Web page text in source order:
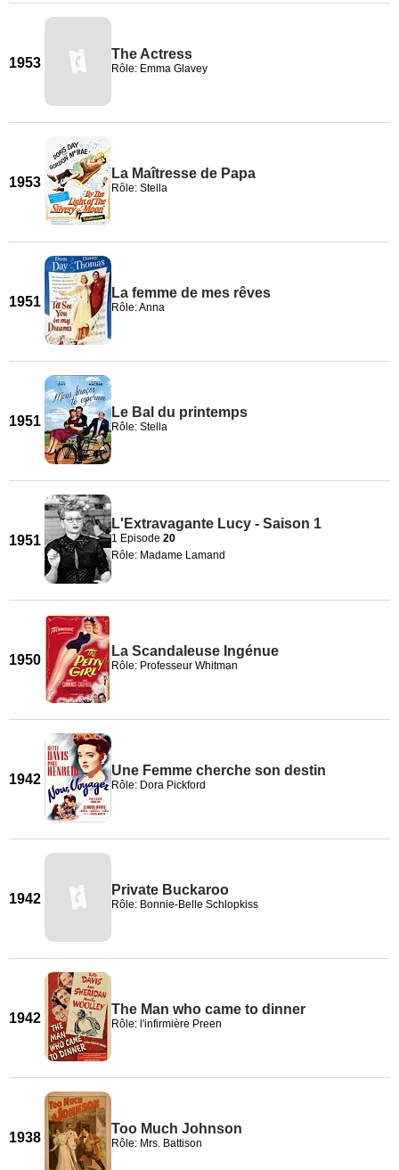
1953
The Actress
Rôle: Emma Glavey
1953
La Maîtresse de Papa
Rôle: Stella
1951
La femme de mes rêves
Rôle: Anna
1951
Le Bal du printemps
Rôle: Stella
1951
L'Extravagante Lucy - Saison 1
1 Episode 20
Rôle: Madame Lamand
1950
La Scandaleuse Ingénue
Rôle: Professeur Whitman
1942
Une Femme cherche son destin
Rôle: Dora Pickford
1942
Private Buckaroo
Rôle: Bonnie-Belle Schlopkiss
1942
The Man who came to dinner
Rôle: l'infirmière Preen
1938
Too Much Johnson
Rôle: Mrs. Battison